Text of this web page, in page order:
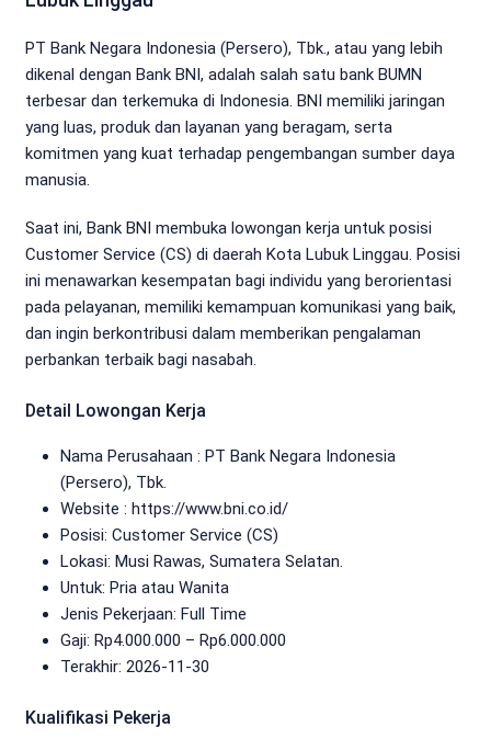
PT Bank Negara Indonesia (Persero), Tbk., atau yang lebih
dikenal dengan Bank BNI, adalah salah satu bank BUMN
terbesar dan terkemuka di Indonesia. BNI memiliki jaringan
yang luas, produk dan layanan yang beragam, serta
komitmen yang kuat terhadap pengembangan sumber daya
manusia.
Saat ini, Bank BNI membuka lowongan kerja untuk posisi
Customer Service (CS) di daerah Kota Lubuk Linggau. Posisi
ini menawarkan kesempatan bagi individu yang berorientasi
pada pelayanan, memiliki kemampuan komunikasi yang baik,
dan ingin berkontribusi dalam memberikan pengalaman
perbankan terbaik bagi nasabah.
Detail Lowongan Kerja
Nama Perusahaan : PT Bank Negara Indonesia
(Persero), Tbk.
Website : https://www.bni.co.id/
Posisi: Customer Service (CS)
Lokasi: Musi Rawas, Sumatera Selatan.
Untuk: Pria atau Wanita
Jenis Pekerjaan: Full Time
Gaji: Rp4.000.000 – Rp6.000.000
Terakhir: 2026-11-30
Kualifikasi Pekerja